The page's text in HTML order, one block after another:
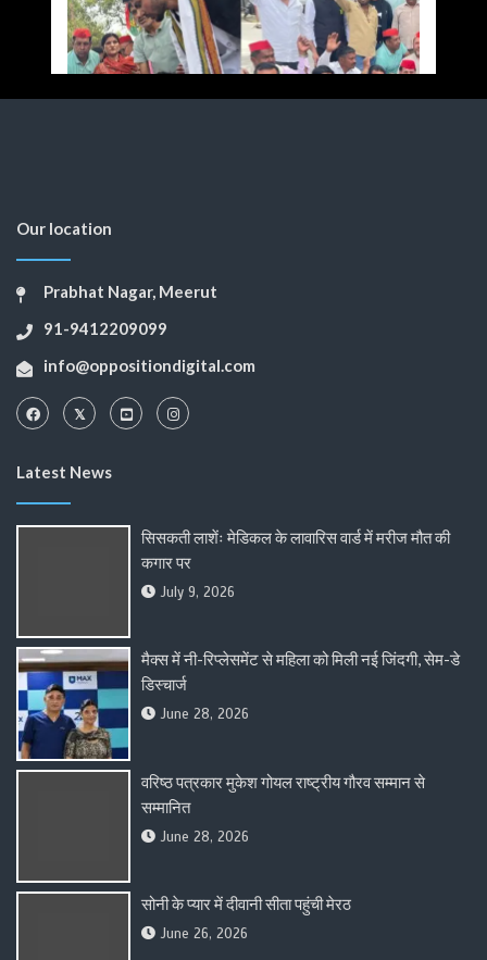
Our location
Prabhat Nagar, Meerut
91-9412209099
info@oppositiondigital.com
Latest News
सिसकती लाशेंः मेडिकल के लावारिस वार्ड में मरीज मौत की
कगार पर
July 9, 2026
मैक्स में नी-रिप्लेसमेंट से महिला को मिली नई जिंदगी, सेम-डे
डिस्चार्ज
June 28, 2026
वरिष्ठ पत्रकार मुकेश गोयल राष्ट्रीय गौरव सम्मान से
सम्मानित
June 28, 2026
सोनी के प्यार में दीवानी सीता पहुंची मेरठ
June 26, 2026